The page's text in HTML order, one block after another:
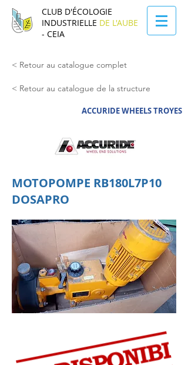
CLUB D'ÉCOLOGIE
INDUSTRIELLE DE L'AUBE
- CEIA
< Retour au catalogue complet
< Retour au catalogue de la structure
ACCURIDE WHEELS TROYES
MOTOPOMPE RB180L7P10
DOSAPRO